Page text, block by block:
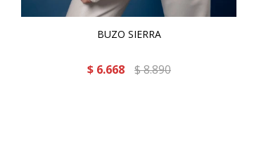
BUZO SIERRA
$ 6.668 $8.890